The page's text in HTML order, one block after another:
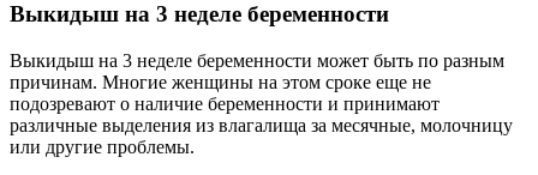
Выкидыш на 3 неделе беременности
Выкидыш на 3 неделе беременности может быть по разным
причинам. Многие женщины на этом сроке еще не
подозревают о наличие беременности и принимают
различные выделения из влагалища за месячные, молочницу
или другие проблемы.